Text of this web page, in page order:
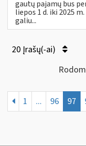
gautų pajamų bus
liepos 1 d. iki 2025
galiu...
20 Įrašų(-ai)
1 ... 96 97